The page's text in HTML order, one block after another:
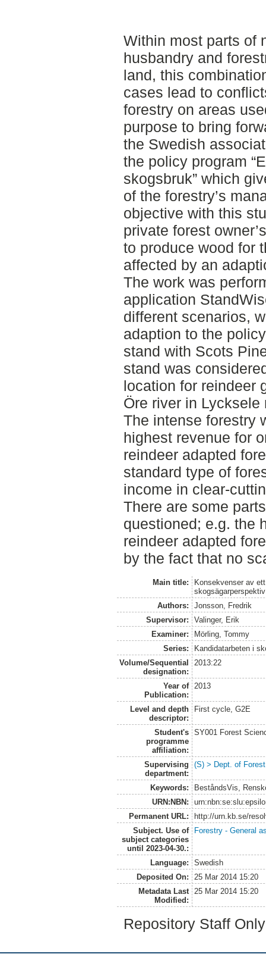
Within most parts of
husbandry and
land, this
cases lead to
forestry on areas
purpose to bring
the Swedish
the policy program
skogsbruk” which
of the forestry’s
objective with this
private forest
to produce wood for
affected by an
The work was
application
different scenarios,
adaption to the
stand with Scots
stand was
location for reindeer
Öre river in Lycksele
The intense forestry
highest revenue for
reindeer adapted
standard type of
income in clear-
There are some
questioned; e.g. the
reindeer adapted
by the fact that no
Main title:
Konsekvenser av
skogsägarperspektiv
Authors:
Jonsson, Fredrik
Supervisor:
Valinger, Erik
Examiner:
Mörling, Tommy
Series:
Kandidatarbeten i
Volume/Sequential
designation:
2013:22
Year of
Publication:
2013
Level and depth
descriptor:
First cycle, G2E
Student's
programme
affiliation:
SY001 Forest
Supervising
department:
(S) > Dept. of
Keywords:
BeståndsVis,
URN:NBN:
Permanent URL:
http://urn.kb.se/
Subject. Use of
subject categories
until 2023-04-30.:
Forestry - General
Language:
Swedish
Deposited On:
25 Mar 2014 15:20
Metadata Last
Modified:
25 Mar 2014 15:20
Repository Staff